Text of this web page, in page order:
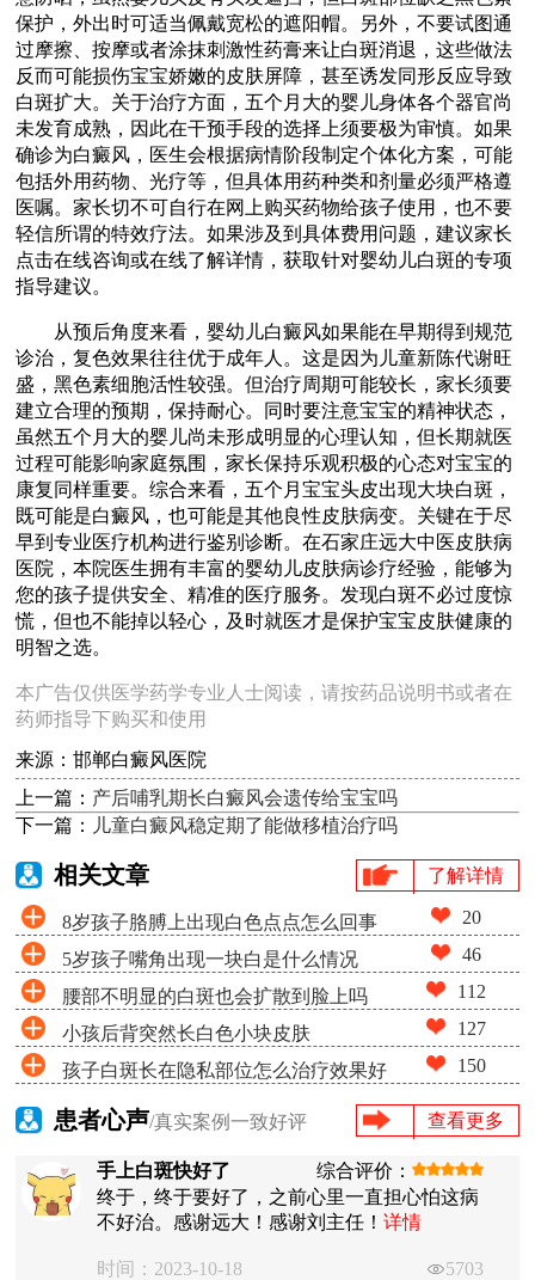
保护，外出时可适当佩戴宽松的遮阳帽。另外，不要试图通
过摩擦、按摩或者涂抹刺激性药膏来让白斑消退，这些做法
反而可能损伤宝宝娇嫩的皮肤屏障，甚至诱发同形反应导致
白斑扩大。关于治疗方面，五个月大的婴儿身体各个器官尚
未发育成熟，因此在干预手段的选择上须要极为审慎。如果
确诊为白癜风，医生会根据病情阶段制定个体化方案，可能
包括外用药物、光疗等，但具体用药种类和剂量必须严格遵
医嘱。家长切不可自行在网上购买药物给孩子使用，也不要
轻信所谓的特效疗法。如果涉及到具体费用问题，建议家长
点击在线咨询或在线了解详情，获取针对婴幼儿白斑的专项
指导建议。
从预后角度来看，婴幼儿白癜风如果能在早期得到规范
诊治，复色效果往往优于成年人。这是因为儿童新陈代谢旺
盛，黑色素细胞活性较强。但治疗周期可能较长，家长须要
建立合理的预期，保持耐心。同时要注意宝宝的精神状态，
虽然五个月大的婴儿尚未形成明显的心理认知，但长期就医
过程可能影响家庭氛围，家长保持乐观积极的心态对宝宝的
康复同样重要。综合来看，五个月宝宝头皮出现大块白斑，
既可能是白癜风，也可能是其他良性皮肤病变。关键在于尽
早到专业医疗机构进行鉴别诊断。在石家庄远大中医皮肤病
医院，本院医生拥有丰富的婴幼儿皮肤病诊疗经验，能够为
您的孩子提供安全、精准的医疗服务。发现白斑不必过度惊
慌，但也不能掉以轻心，及时就医才是保护宝宝皮肤健康的
明智之选。
本广告仅供医学药学专业人士阅读，请按药品说明书或者在
药师指导下购买和使用
来源：邯郸白癜风医院
上一篇： 产后哺乳期长白癜风会遗传给宝宝吗
下一篇：
儿童白癜风稳定期了能做移植治疗吗
相关文章 了解详情
8岁孩子胳膊上出现白色点点怎么回事 20
5岁孩子嘴角出现一块白是什么情况 46
腰部不明显的白斑也会扩散到脸上吗 112
小孩后背突然长白色小块皮肤 127
孩子白斑长在隐私部位怎么治疗效果好 150
患者心声/真实案例一致好评 查看更多
手上白斑快好了
综合评价：
终于，终于要好了，之前心里一直担心怕这病
不好治。感谢远大！感谢刘主任！详情
时间：2023-10-18 5703